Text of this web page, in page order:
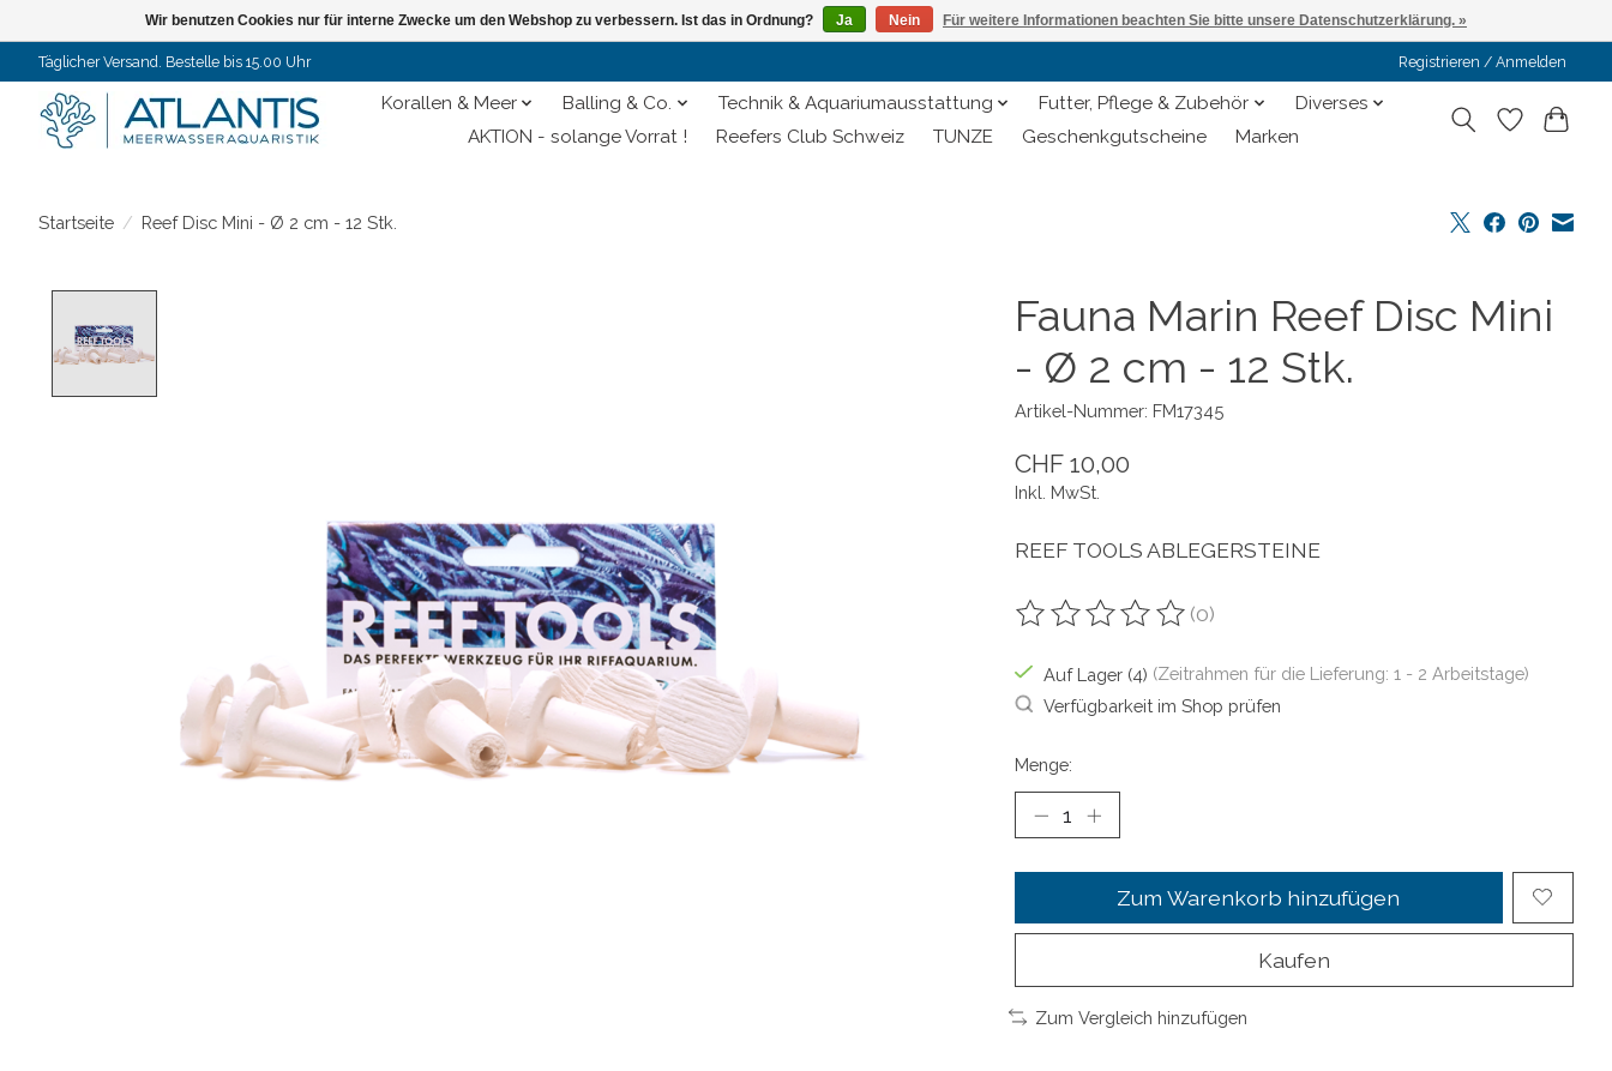
Täglicher Versand. Bestelle bis 15.00 Uhr Registrieren / Anmelden
Korallen & Meer Balling & Co. Technik & Aquariumausstattung Futter, Pflege & Zubehör
Diverses
AKTION - solange Vorrat !
Reefers Club Schweiz TUNZE Geschenkgutscheine Marken
Startseite / Reef Disc Mini - Ø 2 cm - 12 Stk.
Fauna Marin Reef Disc Mini
- Ø 2 cm - 12 Stk.
Artikel-Nummer: FM17345
CHF 10,00
Inkl. MwSt.
REEF TOOLS ABLEGERSTEINE
Die Bewertung dieses Produkts ist
(0)
Auf Lager (4) (Zeitrahmen für die Lieferung: 1 - 2 Arbeitstage)
Verfügbarkeit im Shop prüfen
Menge:
Zum Warenkorb hinzufügen
Kaufen
Zum Vergleich hinzufügen
Wir benutzen Cookies nur für interne Zwecke um den Webshop zu verbessern. Ist das in Ordnung? Ja Nein Für weitere Informationen beachten Sie bitte unsere Datenschutzerklärung. »